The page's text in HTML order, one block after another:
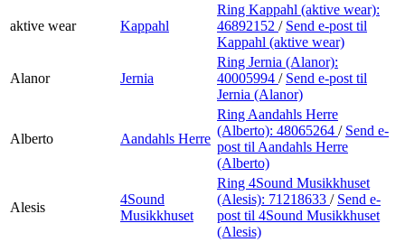
aktive wear Kappahl
Ring Kappahl (aktive wear):
46892152 / Send e-post til
Kappahl (aktive wear)
Alanor Jernia
Ring Jernia (Alanor):
40005994 / Send e-post til
Jernia (Alanor)
Alberto Aandahls Herre
Ring Aandahls Herre
(Alberto): 48065264 / Send e-
post til Aandahls Herre
(Alberto)
Alesis
4Sound
Musikkhuset
Ring 4Sound Musikkhuset
(Alesis): 71218633 / Send e-
post til 4Sound Musikkhuset
(Alesis)